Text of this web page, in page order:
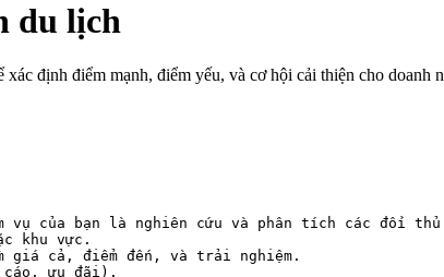
du lịch
định điểm mạnh, điểm yếu, và cơ hội cải thiện cho doanh
của bạn là nghiên cứu và phân tích các đối
khu vực.
giá cả, điểm đến, và trải nghiệm.
cáo, ưu đãi).